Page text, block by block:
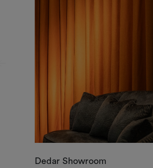
Dedar Showroom